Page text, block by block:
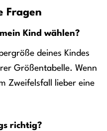
Fragen
Kind wählen?
deines Kindes
Größentabelle. Wenn
Zweifelsfall lieber eine
richtig?